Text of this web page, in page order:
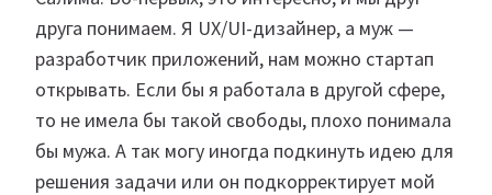
друга понимаем. Я UX/UI-дизайнер, а муж —
разработчик приложений, нам можно стартап
открывать. Если бы я работала в другой сфере,
то не имела бы такой свободы, плохо понимала
бы мужа. А так могу иногда подкинуть идею для
решения задачи или он подкорректирует мой